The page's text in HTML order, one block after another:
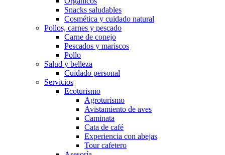
Snacks saludables
Cosmética y cuidado natural
Pollos, carnes y pescado
Carne de conejo
Pescados y mariscos
Pollo
Salud y belleza
Cuidado personal
Servicios
Ecoturismo
Agroturismo
Avistamiento de aves
Caminata
Cata de café
Experiencia con abejas
Tour cafetero